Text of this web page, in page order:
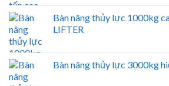
Bàn nâng thủy lực 1000kg
LIFTER
Bàn nâng thủy lực 3000kg